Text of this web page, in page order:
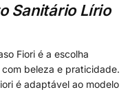
Sanitário Lírio
Fiori é a escolha
beleza e praticidade.
é adaptável ao modelo